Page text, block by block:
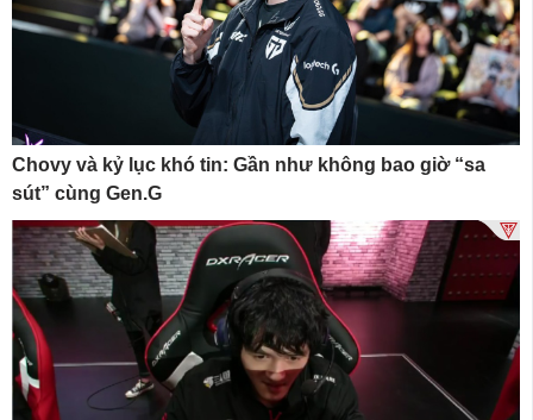
Chovy và kỷ lục khó tin: Gần như không bao giờ “sa
sút” cùng Gen.G